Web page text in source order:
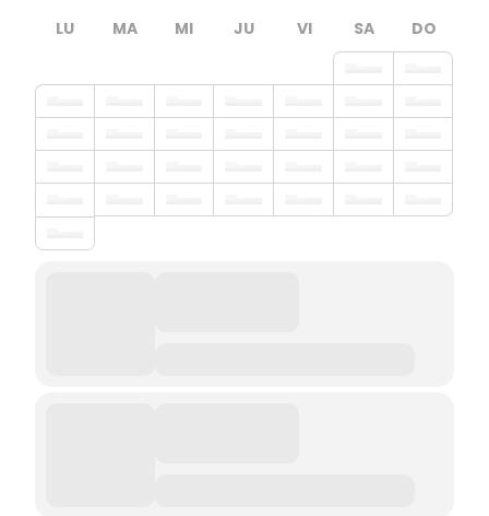
LU MA MI JU VI SA DO